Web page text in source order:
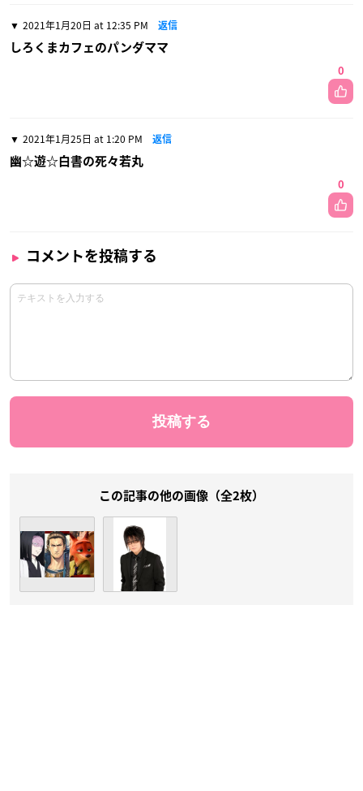
2021年1月20日 at 12:35 PM 返信
しろくまカフェのパンダママ
0
2021年1月25日 at 1:20 PM 返信
幽☆遊☆白書の死々若丸
0
コメントを投稿する
この記事の他の画像（全2枚）